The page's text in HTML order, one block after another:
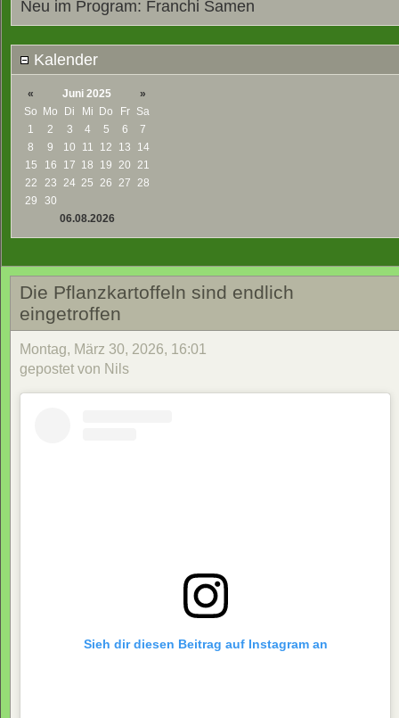
Neu im Program: Franchi Samen
Kalender
« Juni 2025
»
So Mo Di Mi Do Fr
Sa
1
2 3 4 5 6
7
8
9 10 11 12 13
14
15
16 17 18 19 20 21
22
23 24 25 26 27 28
29
30
06.08.2026
Die Pflanzkartoffeln sind endlich
eingetroffen
Montag, März 30, 2026, 16:01
gepostet von Nils
Sieh dir diesen Beitrag auf Instagram an